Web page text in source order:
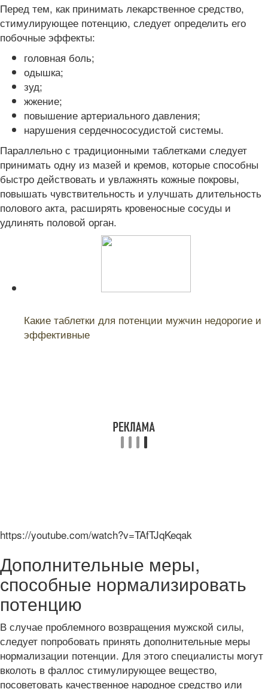
Перед тем, как принимать лекарственное средство,
стимулирующее потенцию, следует определить его
побочные эффекты:
головная боль;
одышка;
зуд;
жжение;
повышение артериального давления;
нарушения сердечнососудистой системы.
Параллельно с традиционными таблетками следует
принимать одну из мазей и кремов, которые способны
быстро действовать и увлажнять кожные покровы,
повышать чувствительность и улучшать длительность
полового акта, расширять кровеносные сосуды и
удлинять половой орган.
Какие таблетки для потенции мужчин недорогие и
эффективные
https://youtube.com/watch?v=TAfTJqKeqak
Дополнительные меры,
способные нормализировать
потенцию
В случае проблемного возвращения мужской силы,
следует попробовать принять дополнительные меры
нормализации потенции. Для этого специалисты могут
вколоть в фаллос стимулирующее вещество,
посоветовать качественное народное средство или